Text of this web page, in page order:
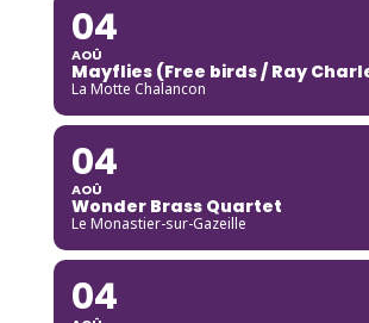
04
AOÛ
Mayflies (Free birds / Ray
La Motte Chalancon
04
AOÛ
Wonder Brass Quartet
Le Monastier-sur-Gazeille
04